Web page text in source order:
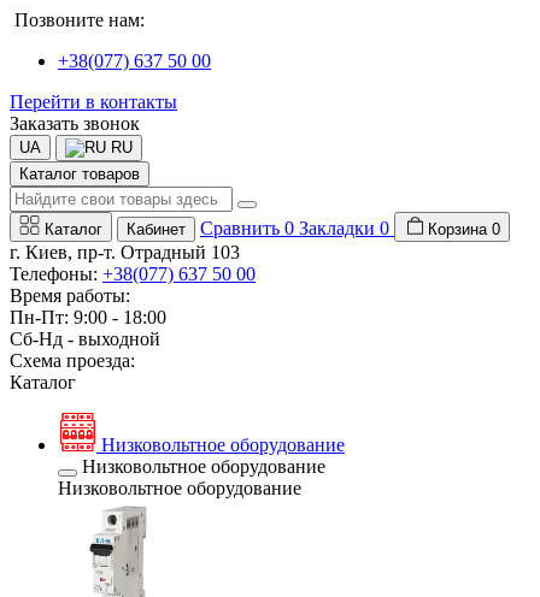
Позвоните нам:
+38(077) 637 50 00
Перейти в контакты
Заказать звонок
UA
RU
Каталог товаров
Каталог Кабинет Сравнить 0 Закладки 0 Корзина 0
г. Киев, пр-т. Отрадный 103
Телефоны: +38(077) 637 50 00
Время работы:
Пн-Пт: 9:00 - 18:00
Сб-Нд - выходной
Схема проезда:
Каталог
Низковольтное оборудование
Низковольтное оборудование
Низковольтное оборудование